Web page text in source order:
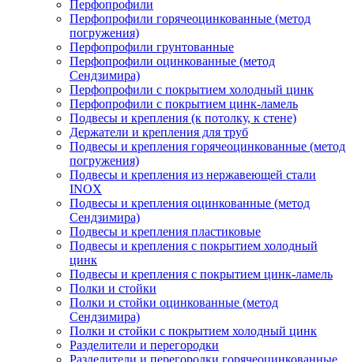
Перфопрофили
Перфопрофили горячеоцинкованные (метод
погружения)
Перфопрофили грунтованные
Перфопрофили оцинкованные (метод
Сендзимира)
Перфопрофили с покрытием холодный цинк
Перфопрофили с покрытием цинк-ламель
Подвесы и крепления (к потолку, к стене)
Держатели и крепления для труб
Подвесы и крепления горячеоцинкованные (метод
погружения)
Подвесы и крепления из нержавеющей стали
INOX
Подвесы и крепления оцинкованные (метод
Сендзимира)
Подвесы и крепления пластиковые
Подвесы и крепления с покрытием холодный
цинк
Подвесы и крепления с покрытием цинк-ламель
Полки и стойки
Полки и стойки оцинкованные (метод
Сендзимира)
Полки и стойки с покрытием холодный цинк
Разделители и перегородки
Разделители и перегородки горячеоцинкованные